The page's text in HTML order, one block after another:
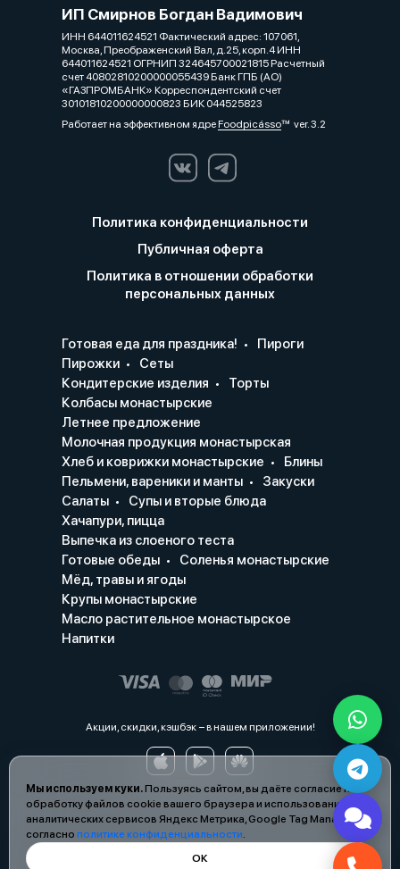
Мы используем куки.Пользуясь сайтом, вы даёте согласие на
обработку файлов cookie вашего браузера и использование
аналитических сервисов Яндекс Метрика, Google Tag Manager
согласно политике конфиденциальности.
ОК
ИП Смирнов Богдан Вадимович
ИНН 644011624521 Фактический адрес: 107061,
Москва, Преображенский Вал, д.25, корп.4 ИНН
644011624521 ОГРНИП 324645700021815 Расчетный
счет 40802810200000055439 Банк ГПБ (АО)
«ГАЗПРОМБАНК» Корреспондентский счет
30101810200000000823 БИК 044525823
Работает на эффективном ядреFoodpicássover. 3.2
Политика конфиденциальности
Публичная оферта
Политика в отношении обработки
персональных данных
Готовая еда для праздника!
Пироги
Пирожки
Сеты
Кондитерские изделия
Торты
Колбасы монастырские
Летнее предложение
Молочная продукция монастырская
Хлеб и коврижки монастырские
Блины
Пельмени, вареники и манты
Закуски
Салаты
Супы и вторые блюда
Хачапури, пицца
Выпечка из слоеного теста
Готовые обеды
Соленья монастырские
Мёд, травы и ягоды
Крупы монастырские
Масло растительное монастырское
Напитки
Акции, скидки, кэшбэк − в нашем приложении!